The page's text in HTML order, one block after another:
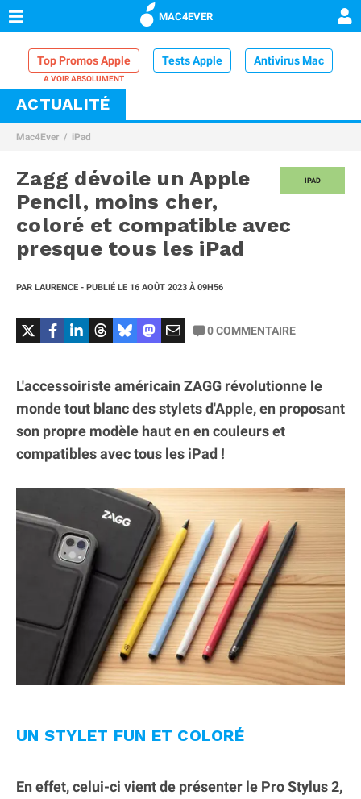
MAC4EVER
Top Promos Apple Tests Apple Antivirus Mac
VPN Mac
Comparatif iPhone
ACTUALITÉ
Mac4Ever iPad
IPAD
Zagg dévoile un Apple
Pencil, moins cher,
coloré et compatible avec
presque tous les iPad
PAR LAURENCE - PUBLIÉ LE 16 AOÛT 2023 À 09H56
0COMMENTAIRE
L'accessoiriste américain ZAGG révolutionne le
monde tout blanc des stylets d'Apple, en proposant
son propre modèle haut en en couleurs et
compatibles avec tous les iPad !
UN STYLET FUN ET COLORÉ
En effet, celui-ci vient de présenter le Pro Stylus 2,